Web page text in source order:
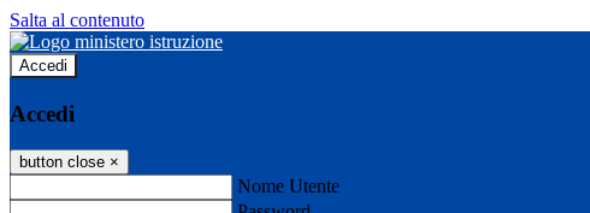
Salta al contenuto
Accedi
Accedi
button close ×
Nome Utente